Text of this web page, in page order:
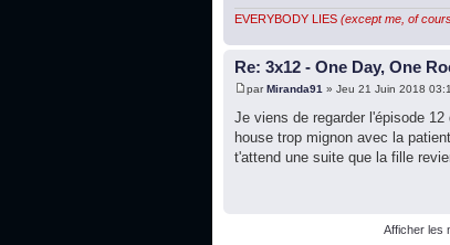
EVERYBODY LIES (except me, of
Re: 3x12 - One Day, One
parMiranda91 » Jeu 21 Juin 2018
Je viens de regarder l'épisode
house trop mignon avec la
t'attend une suite que la fille
Afficher les